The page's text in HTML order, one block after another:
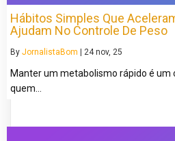
Hábitos Simples Que
Ajudam No Controle De Peso
By JornalistaBom | 24 nov, 25
Manter um metabolismo rápido é um
quem…